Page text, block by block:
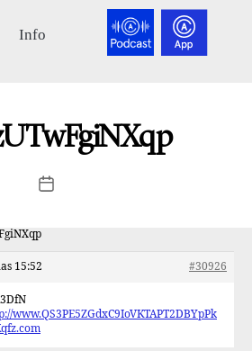
15:52
#30926
www.QS3PE5ZGdxC9IoVKTAPT2DBYpPk